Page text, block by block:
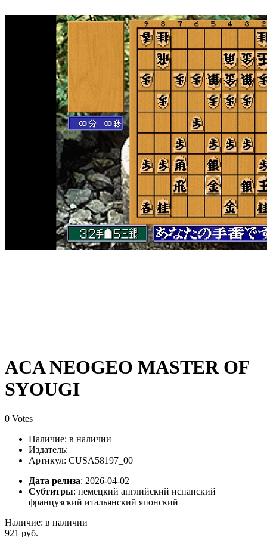
ACA NEOGEO MASTER OF
SYOUGI
0 Votes
Наличие: в наличии
Издатель:
Артикул: CUSA58197_00
Дата релиза: 2026-04-02
Субтитры: немецкий английский испанский
французский итальянский японский
Наличие: в наличии
921 руб.